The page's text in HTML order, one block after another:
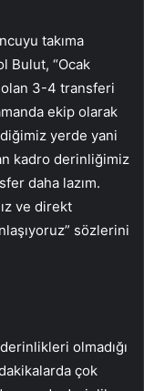
takıma
Bulut, “Ocak
olan 3-4 transferi
ekip olarak
yerde yani
kadro derinliğimiz
daha lazım.
ve direkt
sözlerini
olmadığı
çok